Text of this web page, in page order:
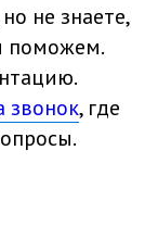
не знаете,
поможем.
звонок, где